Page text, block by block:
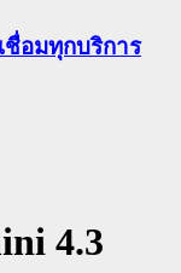
ชื่อมทุกบริการ
4.3